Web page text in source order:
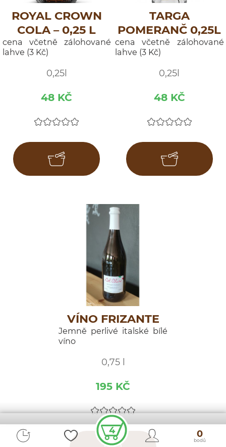
4 0
bodů
ROYAL CROWN
COLA – 0,25 L
cena včetně zálohované
lahve (3 Kč)
0,25l
48 KČ
TARGA
POMERANČ 0,25L
cena včetně zálohované
lahve (3 Kč)
0,25l
48 KČ
VÍNO FRIZANTE
Jemně perlivé italské bílé
víno
0,75 l
195 KČ